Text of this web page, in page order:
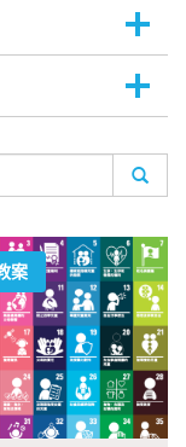
案